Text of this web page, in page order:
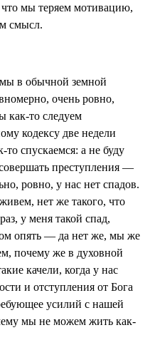
мы теряем мотивацию,
смысл.
в обычной земной
очень ровно,
как-то следуем
кодексу две недели
спускаемся: а не буду
преступления —
ровно, у нас нет спадов.
нет же такого, что
у меня такой спад,
опять — да нет же, мы же
почему же в духовной
качели, когда у нас
и отступления от Бога
усилий с нашей
мы не можем жить как-